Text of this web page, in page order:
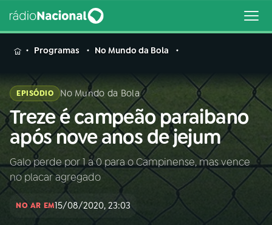
MENU
Buscar
na
Rádio
Nacional
Buscar
AO VIVO
Programas No Mundo da Bola
EPISÓDIO No Mundo da Bola
Treze é campeão paraibano
após nove anos de jejum
Galo perde por 1 a 0 para o Campinense, mas vence
no placar agregado
NO AR EM15/08/2020, 23:03